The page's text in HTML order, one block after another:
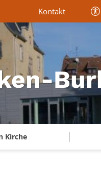
Kirche
Kontakt